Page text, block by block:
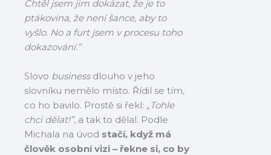
Chtěl jsem jim dokázat, že je to
ptákovina, že není šance, aby to
vyšlo. No a furt jsem v procesu toho
dokazování.”
Slovo business dlouho v jeho
slovníku nemělo místo. Řídil se tím,
co ho bavilo. Prostě si řekl: „Tohle
chci dělat!”, a tak to dělal. Podle
Michala na úvod stačí, když má
člověk osobní vizi – řekne si, co by